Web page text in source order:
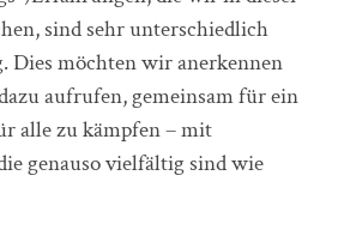
sind sehr unterschiedlich
Dies möchten wir anerkennen
aufrufen, gemeinsam für ein
alle zu kämpfen – mit
genauso vielfältig sind wie